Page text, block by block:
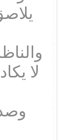
لا